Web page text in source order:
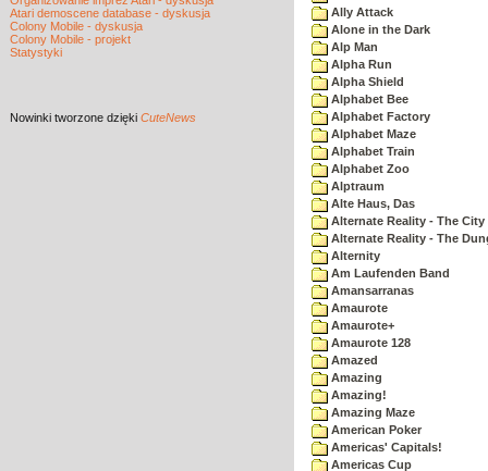
Atari demoscene database - dyskusja
Colony Mobile - dyskusja
Colony Mobile - projekt
Statystyki
Nowinki tworzone dzięki CuteNews
Ally Attack
Alone in the Dark
Alp Man
Alpha Run
Alpha Shield
Alphabet Bee
Alphabet Factory
Alphabet Maze
Alphabet Train
Alphabet Zoo
Alptraum
Alte Haus, Das
Alternate Reality - The City
Alternate Reality - The
Alternity
Am Laufenden Band
Amansarranas
Amaurote
Amaurote+
Amaurote 128
Amazed
Amazing
Amazing!
Amazing Maze
American Poker
Americas' Capitals!
Americas Cup